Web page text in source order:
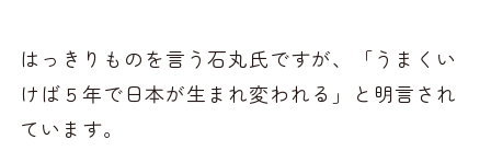
はっきりものを言う石丸氏ですが、「うまくい
けば５年で日本が生まれ変われる」と明言され
ています。